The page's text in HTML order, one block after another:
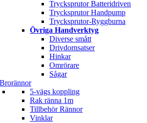
Trycksprutor Batteridriven
Trycksprutor Handpump
Trycksprutor-Ryggburna
Övriga Handverktyg
Diverse smått
Drivdornsatser
Hinkar
Omrörare
Sågar
5-vägs koppling
Rak ränna 1m
Tillbehör Rännor
Vinklar